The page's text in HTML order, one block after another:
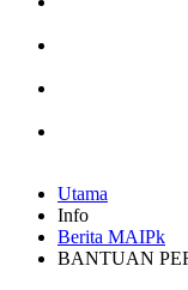
Utama
Info
Berita MAIPk
BANTUAN